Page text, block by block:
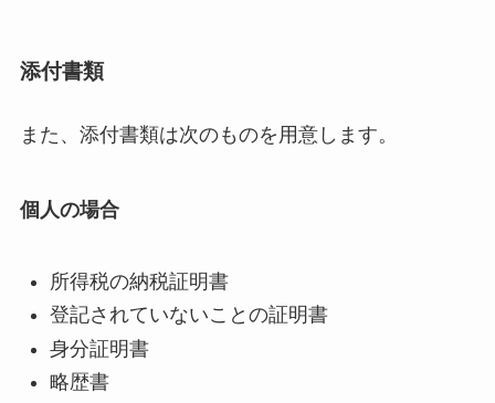
添付書類
また、添付書類は次のものを用意します。
個人の場合
所得税の納税証明書
登記されていないことの証明書
身分証明書
略歴書